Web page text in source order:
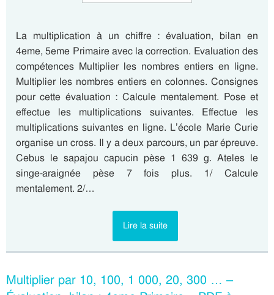
La multiplication à un chiffre : évaluation, bilan en
4eme, 5eme Primaire avec la correction. Evaluation des
compétences Multiplier les nombres entiers en ligne.
Multiplier les nombres entiers en colonnes. Consignes
pour cette évaluation : Calcule mentalement. Pose et
effectue les multiplications suivantes. Effectue les
multiplications suivantes en ligne. L’école Marie Curie
organise un cross. Il y a deux parcours, un par épreuve.
Cebus le sapajou capucin pèse 1 639 g. Ateles le
singe-araignée pèse 7 fois plus. 1/ Calcule
mentalement. 2/…
Lire la suite
Multiplier par 10, 100, 1 000, 20, 300 … –